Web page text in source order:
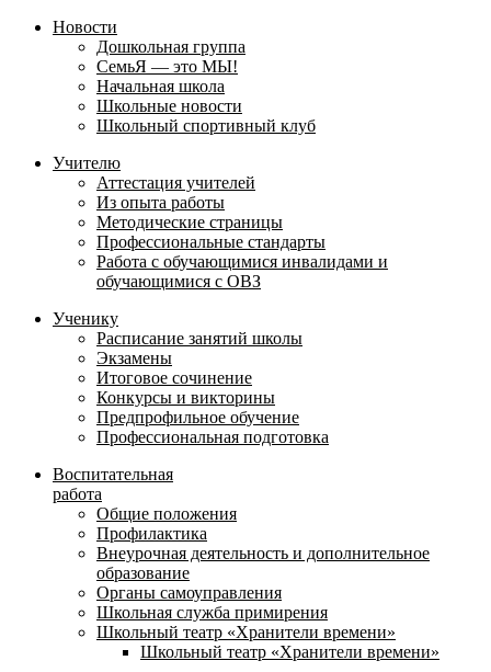
Новости
Дошкольная группа
СемьЯ — это МЫ!
Начальная школа
Школьные новости
Школьный спортивный клуб
Учителю
Аттестация учителей
Из опыта работы
Методические страницы
Профессиональные стандарты
Работа с обучающимися инвалидами и
обучающимися с ОВЗ
Ученику
Расписание занятий школы
Экзамены
Итоговое сочинение
Конкурсы и викторины
Предпрофильное обучение
Профессиональная подготовка
Воспитательная
работа
Общие положения
Профилактика
Внеурочная деятельность и дополнительное
образование
Органы самоуправления
Школьная служба примирения
Школьный театр «Хранители времени»
Школьный театр «Хранители времени»